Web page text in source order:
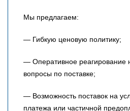
Мы предлагаем:
— Гибкую ценовую политику;
— Оперативное реагирование
вопросы по поставке;
— Возможность поставок на
платежа или частичной